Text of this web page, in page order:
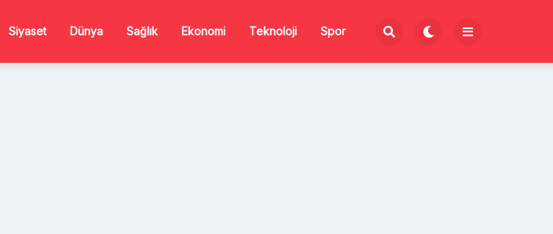
Siyaset Dünya Sağlık Ekonomi Teknoloji Spor